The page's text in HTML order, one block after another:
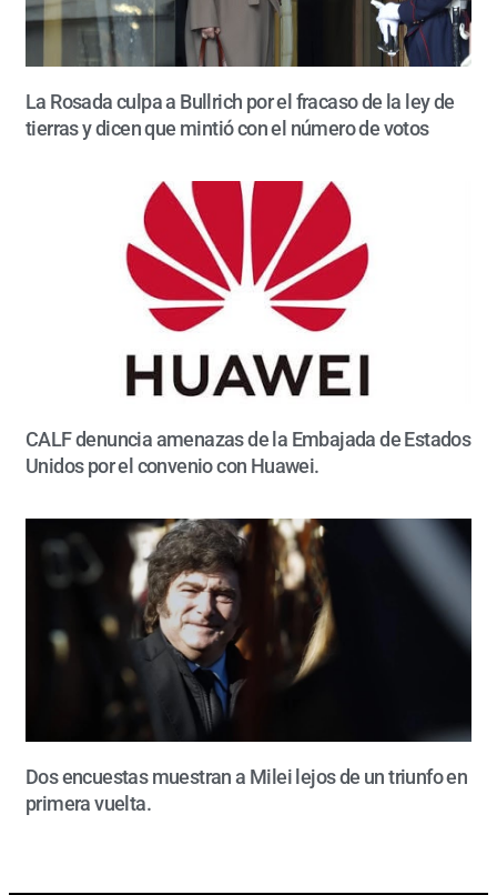
La Rosada culpa a Bullrich por el fracaso de la ley de
tierras y dicen que mintió con el número de votos
CALF denuncia amenazas de la Embajada de Estados
Unidos por el convenio con Huawei.
Dos encuestas muestran a Milei lejos de un triunfo en
primera vuelta.